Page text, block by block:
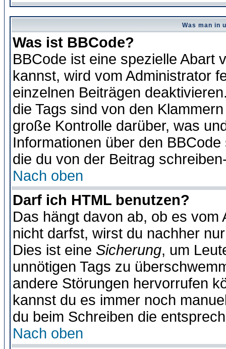
Was man in
Was ist BBCode?
BBCode ist eine spezielle Abart
kannst, wird vom Administrator
einzelnen Beiträgen
die Tags sind von den
große Kontrolle darüber, was
Informationen über den
die du von der Beitrag
Nach oben
Darf ich HTML benutzen?
Das hängt davon ab, ob es
nicht darfst, wirst du nachher
Dies ist eine Sicherung, um
unnötigen Tags zu
andere Störungen hervorrufen
kannst du es immer noch
du beim Schreiben die
Nach oben